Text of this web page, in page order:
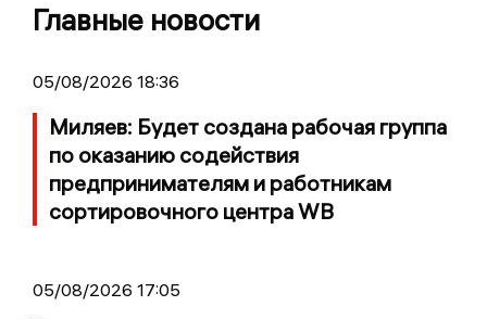
Главные новости
05/08/2026 18:36
Миляев: Будет создана рабочая группа
по оказанию содействия
предпринимателям и работникам
сортировочного центра WB
05/08/2026 17:05